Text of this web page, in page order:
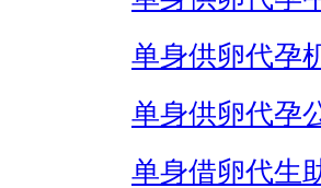
单身供卵代孕
单身供卵代孕
单身借卵代生